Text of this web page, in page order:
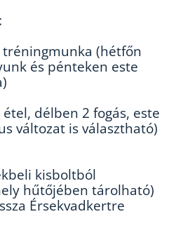
(hétfőn
és pénteken este
délben 2 fogás, este
változat is választható)
kisboltból
hűtőjében tárolható)
Érsekvadkertre